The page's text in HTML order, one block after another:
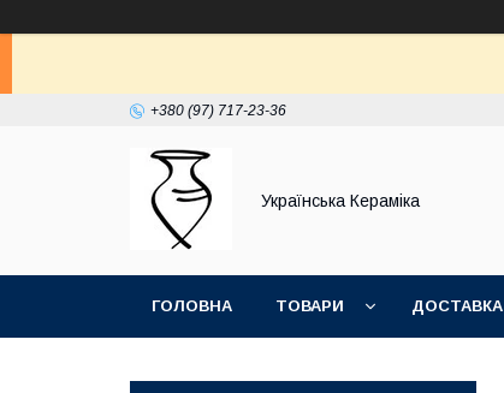
+380 (97) 717-23-36
Українська Кераміка
ГОЛОВНА ТОВАРИ ДОСТАВКА